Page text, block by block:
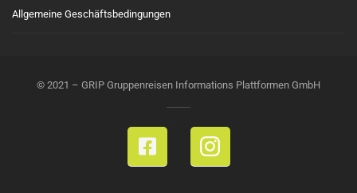
Allgemeine Geschäftsbedingungen
© 2021 – GRIP Gruppenreisen Informations Plattformen GmbH